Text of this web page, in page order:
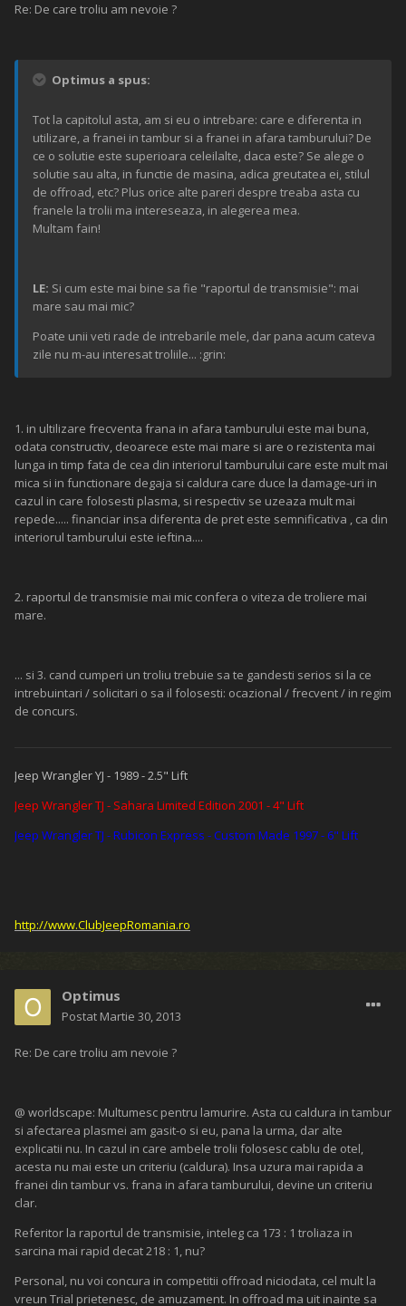
Re: De care troliu am nevoie ?
Optimus a spus:
Tot la capitolul asta, am si eu o intrebare: care e diferenta in
utilizare, a franei in tambur si a franei in afara tamburului? De
ce o solutie este superioara celeilalte, daca este? Se alege o
solutie sau alta, in functie de masina, adica greutatea ei, stilul
de offroad, etc? Plus orice alte pareri despre treaba asta cu
franele la trolii ma intereseaza, in alegerea mea.
Multam fain!
LE: Si cum este mai bine sa fie "raportul de transmisie": mai
mare sau mai mic?
Poate unii veti rade de intrebarile mele, dar pana acum cateva
zile nu m-au interesat troliile... :grin:
1. in ultilizare frecventa frana in afara tamburului este mai buna,
odata constructiv, deoarece este mai mare si are o rezistenta mai
lunga in timp fata de cea din interiorul tamburului care este mult mai
mica si in functionare degaja si caldura care duce la damage-uri in
cazul in care folosesti plasma, si respectiv se uzeaza mult mai
repede..... financiar insa diferenta de pret este semnificativa , ca din
interiorul tamburului este ieftina....
2. raportul de transmisie mai mic confera o viteza de troliere mai
mare.
... si 3. cand cumperi un troliu trebuie sa te gandesti serios si la ce
intrebuintari / solicitari o sa il folosesti: ocazional / frecvent / in regim
de concurs.
Jeep Wrangler YJ - 1989 - 2.5" Lift
Jeep Wrangler TJ - Sahara Limited Edition 2001 - 4" Lift
Jeep Wrangler TJ - Rubicon Express - Custom Made 1997 - 6" Lift
http://www.ClubJeepRomania.ro
Optimus
Postat Martie 30, 2013
Re: De care troliu am nevoie ?
@ worldscape: Multumesc pentru lamurire. Asta cu caldura in tambur
si afectarea plasmei am gasit-o si eu, pana la urma, dar alte
explicatii nu. In cazul in care ambele trolii folosesc cablu de otel,
acesta nu mai este un criteriu (caldura). Insa uzura mai rapida a
franei din tambur vs. frana in afara tamburului, devine un criteriu
clar.
Referitor la raportul de transmisie, inteleg ca 173 : 1 troliaza in
sarcina mai rapid decat 218 : 1, nu?
Personal, nu voi concura in competitii offroad niciodata, cel mult la
vreun Trial prietenesc, de amuzament. In offroad ma uit inainte sa